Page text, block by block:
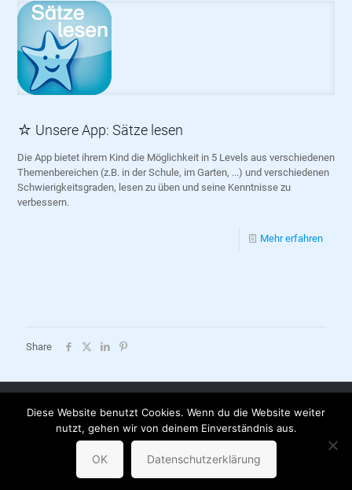
☆ Unsere App: Sätze lesen
Die App bietet ihrem Kind die Möglichkeit in 5 Levels aus verschiedenen
Themenbereichen (z.B. in der Schule, im Garten, ...) und verschiedenen
Schwierigkeitsgraden, lesen zu üben und seine Kenntnisse zu
verbessern.
Mehr erfahren
Share
AGB | Datenschutzerklärung | Impressum | Versandkosten |
Partnerbuchhandlungen
© sternchenverlag
Diese Website benutzt Cookies. Wenn du die Website weiter
nutzt, gehen wir von deinem Einverständnis aus.
OK Datenschutzerklärung